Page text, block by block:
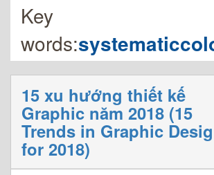
Key
words:
15 xu hướng thiết kế
Graphic năm 2018 (15
Trends in Graphic
for 2018)